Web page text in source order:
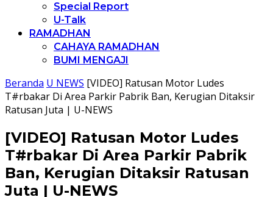
Special Report
U-Talk
RAMADHAN
CAHAYA RAMADHAN
BUMI MENGAJI
Beranda U NEWS [VIDEO] Ratusan Motor Ludes
T#rbakar Di Area Parkir Pabrik Ban, Kerugian Ditaksir
Ratusan Juta | U-NEWS
[VIDEO] Ratusan Motor Ludes
T#rbakar Di Area Parkir Pabrik
Ban, Kerugian Ditaksir Ratusan
Juta | U-NEWS